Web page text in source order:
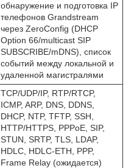
обнаружение и подготовка IP
телефонов Grandstream
через ZeroConfig (DHCP
Option 66/multicast SIP
SUBSCRIBE/mDNS), список
событий между локальной и
удаленной магистралями
TCP/UDP/IP, RTP/RTCP,
ICMP, ARP, DNS, DDNS,
DHCP, NTP, TFTP, SSH,
HTTP/HTTPS, PPPoE, SIP,
STUN, SRTP, TLS, LDAP,
HDLC, HDLC-ETH, PPP,
Frame Relay (ожидается)